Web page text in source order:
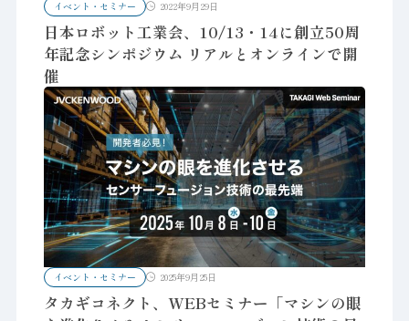
イベント・セミナー 2022年9月29日
日本ロボット工業会、10/13・14に創立50周
年記念シンポジウム リアルとオンラインで開
催
イベント・セミナー 2025年9月25日
タカギコネクト、WEBセミナー「マシンの眼